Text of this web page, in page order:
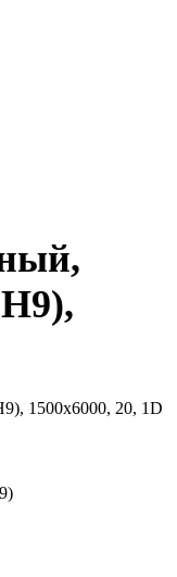
1500х6000, 20, 1D